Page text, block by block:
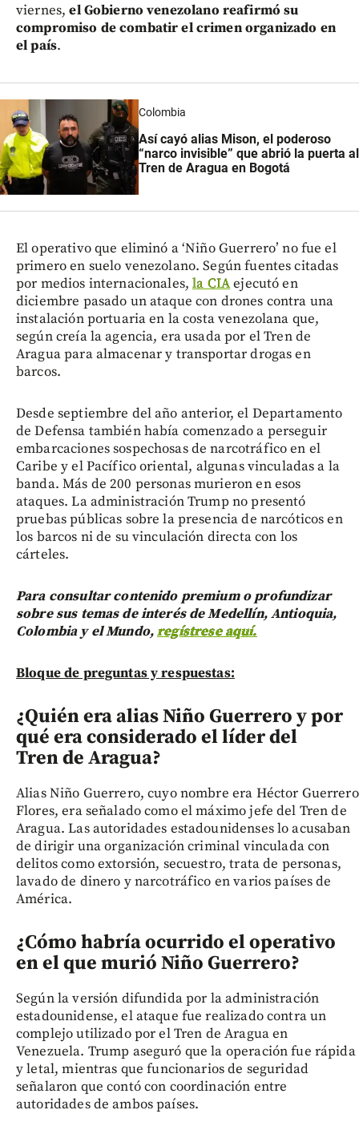
viernes,el Gobierno venezolano reafirmó su
compromiso de combatir el crimen organizado en
el país.
Colombia
Así cayó alias Mison, el poderoso
“narco invisible” que abrió la puerta al
Tren de Aragua en Bogotá
El operativo que eliminó a ‘Niño Guerrero’ no fue el
primero en suelo venezolano. Según fuentes citadas
por medios internacionales,la CIAejecutó en
diciembre pasado un ataque con drones contra una
instalación portuaria en la costa venezolana que,
según creía la agencia, era usada por el Tren de
Aragua para almacenar y transportar drogas en
barcos.
Desde septiembre del año anterior, el Departamento
de Defensa también había comenzado a perseguir
embarcaciones sospechosas de narcotráfico en el
Caribe y el Pacífico oriental, algunas vinculadas a la
banda. Más de 200 personas murieron en esos
ataques. La administración Trump no presentó
pruebas públicas sobre la presencia de narcóticos en
los barcos ni de su vinculación directa con los
cárteles.
Para consultar contenido premium o profundizar
sobre sus temas de interés de Medellín, Antioquia,
Colombia y el Mundo,regístrese aquí.
Bloque de preguntas y respuestas:
¿Quién era alias Niño Guerrero y por
qué era considerado el líder del
Tren de Aragua?
Alias Niño Guerrero, cuyo nombre era Héctor Guerrero
Flores, era señalado como el máximo jefe del Tren de
Aragua. Las autoridades estadounidenses lo acusaban
de dirigir una organización criminal vinculada con
delitos como extorsión, secuestro, trata de personas,
lavado de dinero y narcotráfico en varios países de
América.
¿Cómo habría ocurrido el operativo
en el que murió Niño Guerrero?
Según la versión difundida por la administración
estadounidense, el ataque fue realizado contra un
complejo utilizado por el Tren de Aragua en
Venezuela. Trump aseguró que la operación fue rápida
y letal, mientras que funcionarios de seguridad
señalaron que contó con coordinación entre
autoridades de ambos países.